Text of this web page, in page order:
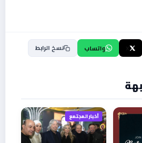
واتساب نسخ الرابط
أخبار المجتمع